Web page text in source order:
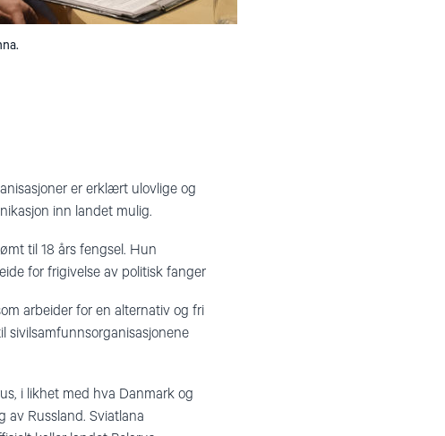
er erklært ulovlige og
inn landet mulig.
til 18 års fengsel. Hun
for frigivelse av politisk fanger
arbeider for en alternativ og fri
sivilsamfunnsorganisasjonene
i likhet med hva Danmark og
av Russland. Sviatlana